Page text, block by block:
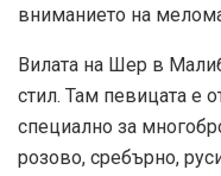
вниманието на
Вилата на Шер в
стил. Там певицата е
специално за
розово, сребърно,